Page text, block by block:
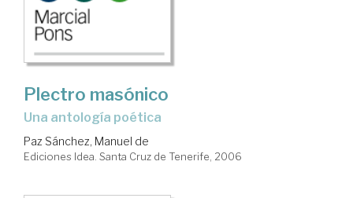
Plectro masónico
una antología poética
Paz Sánchez, Manuel de
Ediciones Idea. Santa Cruz de Tenerife, 2006